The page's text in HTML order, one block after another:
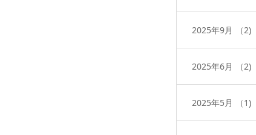
2025年9月 （2)
2025年6月 （2)
2025年5月 （1)